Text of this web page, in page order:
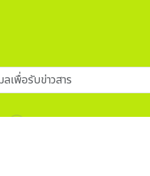
พื่อรับข่าวสาร